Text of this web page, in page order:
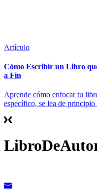
Artículo
Cómo Escribir un Libro
a Fin
Aprende cómo enfocar tu
específico, se lea de